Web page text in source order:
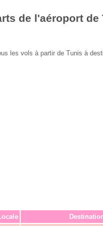
de l'aéroport
les vols à partir de Tunis à